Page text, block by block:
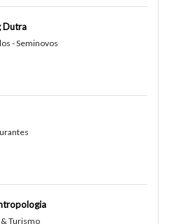
Dutra
- Seminovos
Turismo